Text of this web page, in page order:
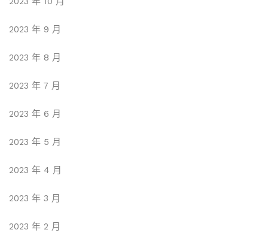
2023 年 9 月
2023 年 8 月
2023 年 7 月
2023 年 6 月
2023 年 5 月
2023 年 4 月
2023 年 3 月
2023 年 2 月